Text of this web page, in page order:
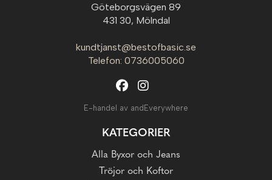
Göteborgsvägen 89
431 30, Mölndal
kundtjanst@bestofbasic.se
Telefon: 0736005060
E-handel av andEverywhere
KATEGORIER
Alla Byxor och Jeans
Tröjor och Koftor